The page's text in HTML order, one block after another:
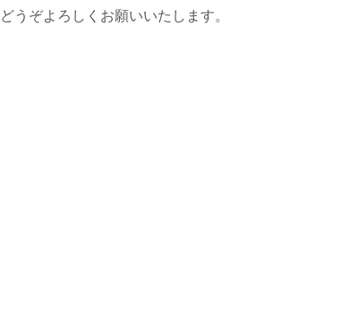
どうぞよろしくお願いいたします。